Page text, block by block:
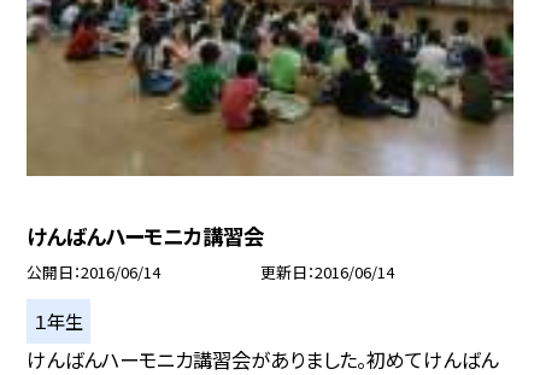
けんばんハーモニカ講習会
公開日 2016/06/14 更新日 2016/06/14
１年生
けんばんハーモニカ講習会がありました。初めてけんばん